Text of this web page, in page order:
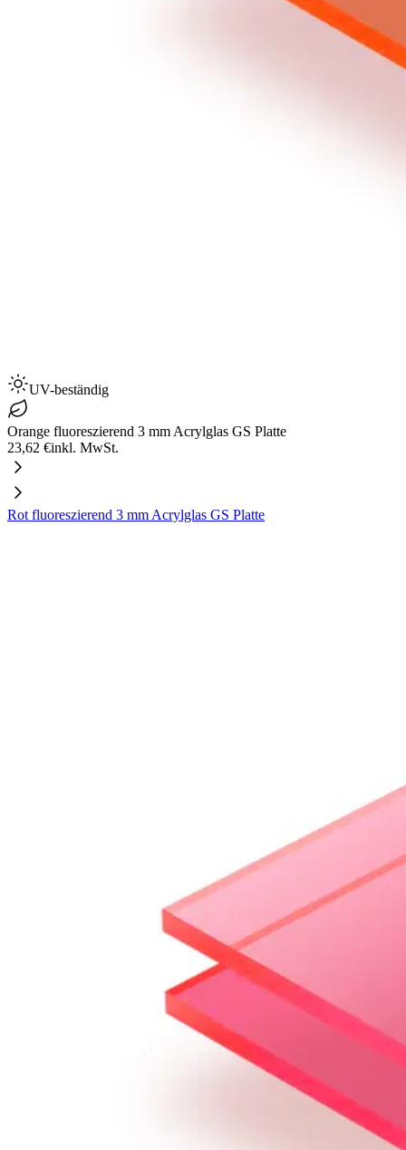
UV-beständig
Orange fluoreszierend 3 mm Acrylglas GS Platte
23,62 €inkl. MwSt.
Rot fluoreszierend 3 mm Acrylglas GS Platte